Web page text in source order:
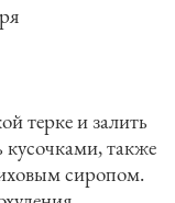
терке и залить
также
сиропом.